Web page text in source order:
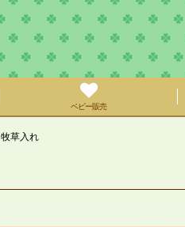
ベビー販売
牧草入れ